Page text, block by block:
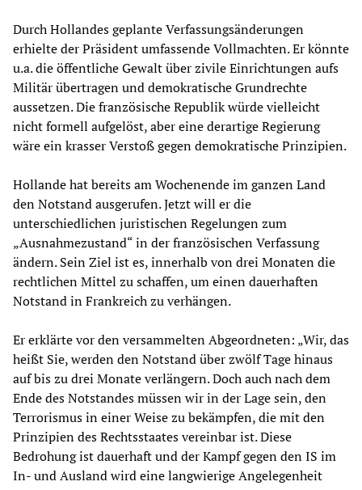
Durch Hollandes geplante Verfassungsänderungen
erhielte der Präsident umfassende Vollmachten. Er könnte
u.a. die öffentliche Gewalt über zivile Einrichtungen aufs
Militär übertragen und demokratische Grundrechte
aussetzen. Die französische Republik würde vielleicht
nicht formell aufgelöst, aber eine derartige Regierung
wäre ein krasser Verstoß gegen demokratische Prinzipien.
Hollande hat bereits am Wochenende im ganzen Land
den Notstand ausgerufen. Jetzt will er die
unterschiedlichen juristischen Regelungen zum
„Ausnahmezustand“ in der französischen Verfassung
ändern. Sein Ziel ist es, innerhalb von drei Monaten die
rechtlichen Mittel zu schaffen, um einen dauerhaften
Notstand in Frankreich zu verhängen.
Er erklärte vor den versammelten Abgeordneten: „Wir, das
heißt Sie, werden den Notstand über zwölf Tage hinaus
auf bis zu drei Monate verlängern. Doch auch nach dem
Ende des Notstandes müssen wir in der Lage sein, den
Terrorismus in einer Weise zu bekämpfen, die mit den
Prinzipien des Rechtsstaates vereinbar ist. Diese
Bedrohung ist dauerhaft und der Kampf gegen den IS im
In- und Ausland wird eine langwierige Angelegenheit